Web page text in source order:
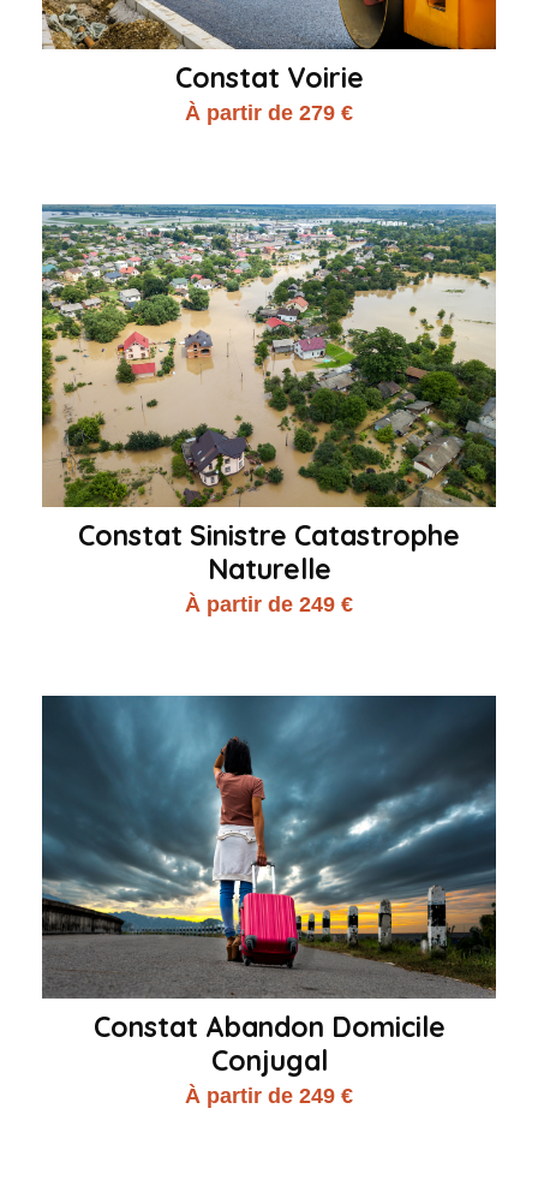
Constat Voirie
À partir de 279 €
Constat Sinistre Catastrophe
Naturelle
À partir de 249 €
Constat Abandon Domicile
Conjugal
À partir de 249 €